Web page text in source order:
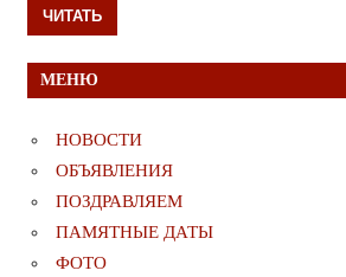
ЧИТАТЬ
МЕНЮ
НОВОСТИ
ОБЪЯВЛЕНИЯ
ПОЗДРАВЛЯЕМ
ПАМЯТНЫЕ ДАТЫ
ФОТО